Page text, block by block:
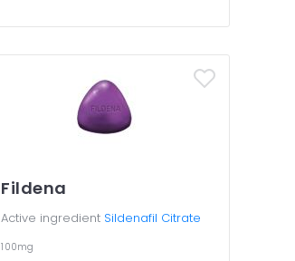
Fildena
Active ingredient Sildenafil Citrate
100mg